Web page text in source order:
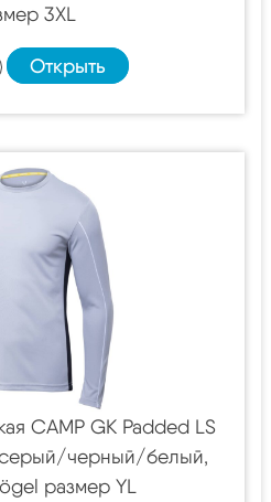
3XL
Открыть
CAMP GK Padded LS
черный/белый,
размер YL